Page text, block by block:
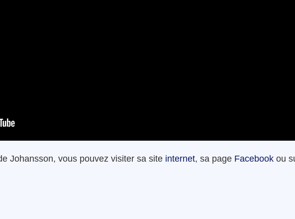
Johansson, vous pouvez visiter sa site internet, sa page Facebook ou